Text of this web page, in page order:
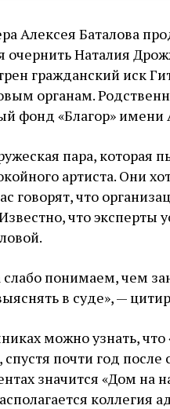
Алексея Баталова
очернить Наталия
гражданский иск
органам.
фонд «Благор» имени
пара, которая
артиста. Они
говорят, что
Известно, что
понимаем, чем
в суде», —
можно узнать, что
спустя почти год
значится «Дом на
коллегия